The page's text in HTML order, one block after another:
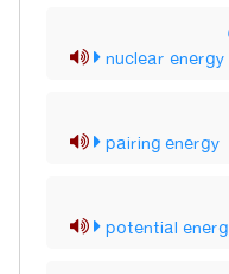
nuclear energy
pairing energy
potential